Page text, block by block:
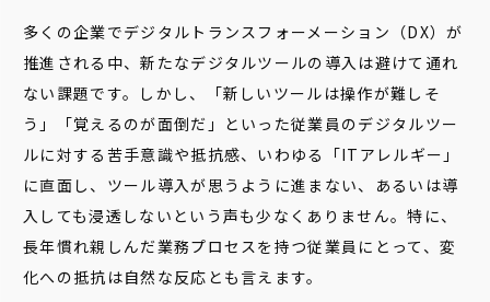
多くの企業でデジタルトランスフォーメーション（DX）が
推進される中、新たなデジタルツールの導入は避けて通れ
ない課題です。しかし、「新しいツールは操作が難しそ
う」「覚えるのが面倒だ」といった従業員のデジタルツー
ルに対する苦手意識や抵抗感、いわゆる「ITアレルギー」
に直面し、ツール導入が思うように進まない、あるいは導
入しても浸透しないという声も少なくありません。特に、
長年慣れ親しんだ業務プロセスを持つ従業員にとって、変
化への抵抗は自然な反応とも言えます。